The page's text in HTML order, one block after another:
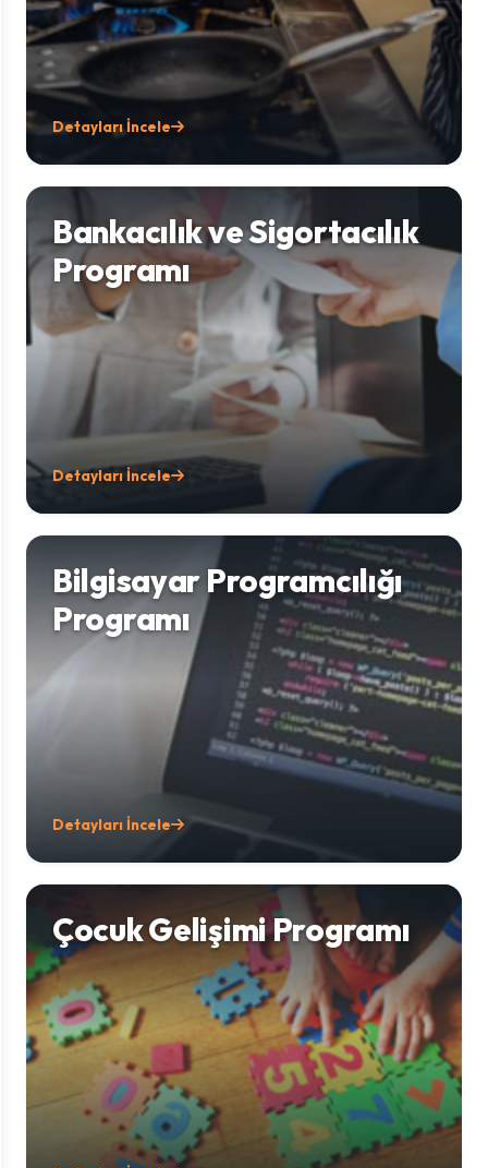
Detayları İncele
Bankacılık ve Sigortacılık
Programı
Detayları İncele
Bilgisayar Programcılığı
Programı
Detayları İncele
Çocuk Gelişimi Programı